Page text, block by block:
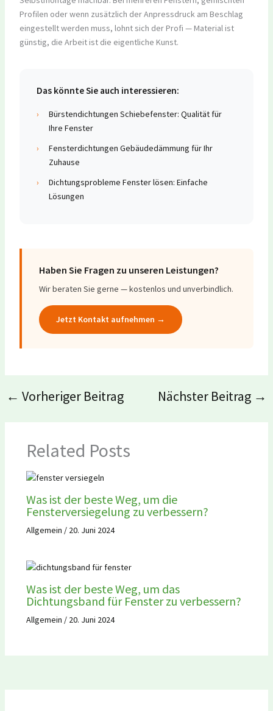
Profilen oder wenn zusätzlich der Anpressdruck am Beschlag
eingestellt werden muss, lohnt sich der Profi — Material ist
günstig, die Arbeit ist die eigentliche Kunst.
Das könnte Sie auch interessieren:
›
Bürstendichtungen Schiebefenster: Qualität für
Ihre Fenster
›
Fensterdichtungen Gebäudedämmung für Ihr
Zuhause
›
Dichtungsprobleme Fenster lösen: Einfache
Lösungen
Haben Sie Fragen zu unseren Leistungen?
Wir beraten Sie gerne — kostenlos und unverbindlich.
Jetzt Kontakt aufnehmen →
← Vorheriger Beitrag Nächster Beitrag →
Related Posts
Was ist der beste Weg, um die
Fensterversiegelung zu verbessern?
Allgemein / 20. Juni 2024
Was ist der beste Weg, um das
Dichtungsband für Fenster zu verbessern?
Allgemein / 20. Juni 2024